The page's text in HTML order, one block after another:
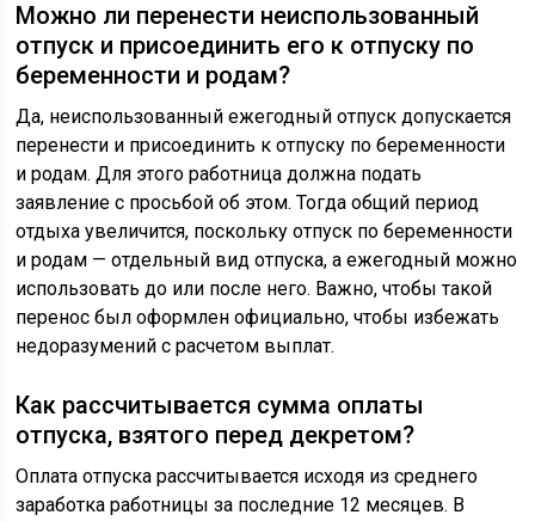
Можно ли перенести неиспользованный
отпуск и присоединить его к отпуску по
беременности и родам?
Да, неиспользованный ежегодный отпуск допускается
перенести и присоединить к отпуску по беременности
и родам. Для этого работница должна подать
заявление с просьбой об этом. Тогда общий период
отдыха увеличится, поскольку отпуск по беременности
и родам — отдельный вид отпуска, а ежегодный можно
использовать до или после него. Важно, чтобы такой
перенос был оформлен официально, чтобы избежать
недоразумений с расчетом выплат.
Как рассчитывается сумма оплаты
отпуска, взятого перед декретом?
Оплата отпуска рассчитывается исходя из среднего
заработка работницы за последние 12 месяцев. В